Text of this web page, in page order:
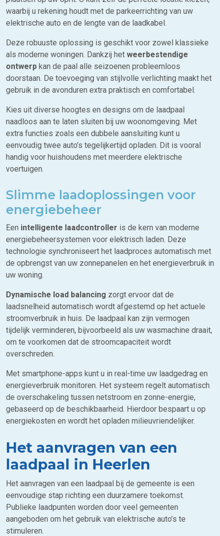
waarbij u rekening houdt met de parkeerrichting van uw
elektrische auto en de lengte van de laadkabel.
Deze robuuste oplossing is geschikt voor zowel klassieke
als moderne woningen. Dankzij het weerbestendige
ontwerp kan de paal alle seizoenen probleemloos
doorstaan. De toevoeging van stijlvolle verlichting maakt het
gebruik in de avonduren extra praktisch en comfortabel.
Kies uit diverse hoogtes en designs om de laadpaal
naadloos aan te laten sluiten bij uw woonomgeving. Met
extra functies zoals een dubbele aansluiting kunt u
eenvoudig twee auto’s tegelijkertijd opladen. Dit is vooral
handig voor huishoudens met meerdere elektrische
voertuigen.
Slimme laadoplossingen voor
energiebeheer
Een intelligente laadcontroller is de kern van moderne
energiebeheersystemen voor elektrisch laden. Deze
technologie synchroniseert het laadproces automatisch met
de opbrengst van uw zonnepanelen en het energieverbruik in
uw woning.
Dynamische load balancing zorgt ervoor dat de
laadsnelheid automatisch wordt afgestemd op het actuele
stroomverbruik in huis. De laadpaal kan zijn vermogen
tijdelijk verminderen, bijvoorbeeld als uw wasmachine draait,
om te voorkomen dat de stroomcapaciteit wordt
overschreden.
Met smartphone-apps kunt u in real-time uw laadgedrag en
energieverbruik monitoren. Het systeem regelt automatisch
de overschakeling tussen netstroom en zonne-energie,
gebaseerd op de beschikbaarheid. Hierdoor bespaart u op
energiekosten en wordt het opladen milieuvriendelijker.
Het aanvragen van een
laadpaal in Heerlen
Het aanvragen van een laadpaal bij de gemeente is een
eenvoudige stap richting een duurzamere toekomst.
Publieke laadpunten worden door veel gemeenten
aangeboden om het gebruik van elektrische auto’s te
stimuleren.